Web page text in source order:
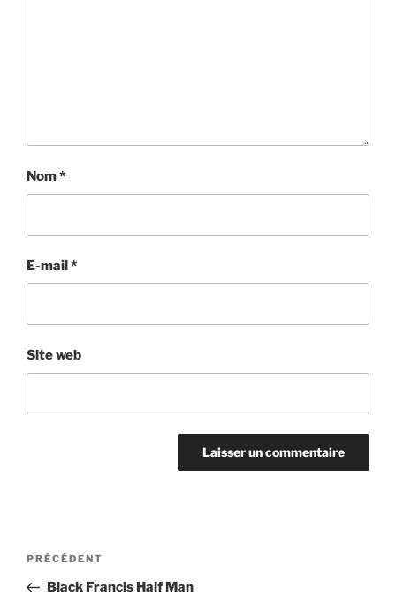
Nom*
E-mail*
Site web
Navigation
l’article
Article
précédent
PRÉCÉDENT
Black Francis Half Man